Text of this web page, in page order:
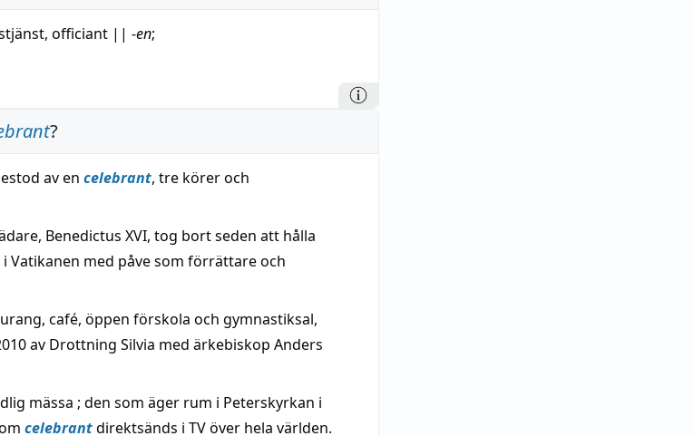
, officiant || -en;
?
av en celebrant, tre körer och
Benedictus XVI, tog bort seden att hålla
Vatikanen med påve som förrättare och
café, öppen förskola och gymnastiksal,
av Drottning Silvia med ärkebiskop Anders
mässa ; den som äger rum i Peterskyrkan i
celebrantdirektsänds i TV över hela världen.